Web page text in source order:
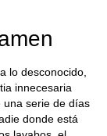
lo desconocido,
innecesaria
una serie de días
donde está